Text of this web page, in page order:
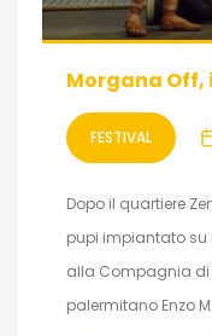
Morgana Off,
FESTIVAL
Dopo il quartiere
pupi impiantato
alla Compagnia
palermitano Enzo